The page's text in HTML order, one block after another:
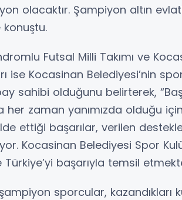
olacaktır. Şampiyon altın
konuştu.
Futsal Milli Takımı ve
ise Kocasinan Belediyesi’nin
sahibi olduğunu belirterek,
her zaman yanımızda olduğu
ettiği başarılar, verilen
Kocasinan Belediyesi Spor
Türkiye’yi başarıyla temsil
sporcular, kazandıkları